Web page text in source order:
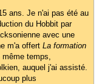
ans. Je n'ai pas été au
du Hobbit par
avec une
m'a offert La formation
temps,
auquel j'ai assisté.
plus